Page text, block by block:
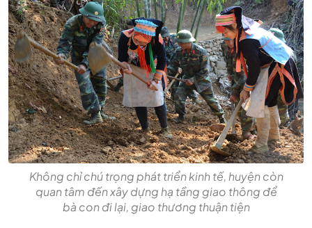
Không chỉ chú trọng phát triển kinh tế, huyện còn
quan tâm đến xây dựng hạ tầng giao thông để
bà con đi lại, giao thương thuận tiện